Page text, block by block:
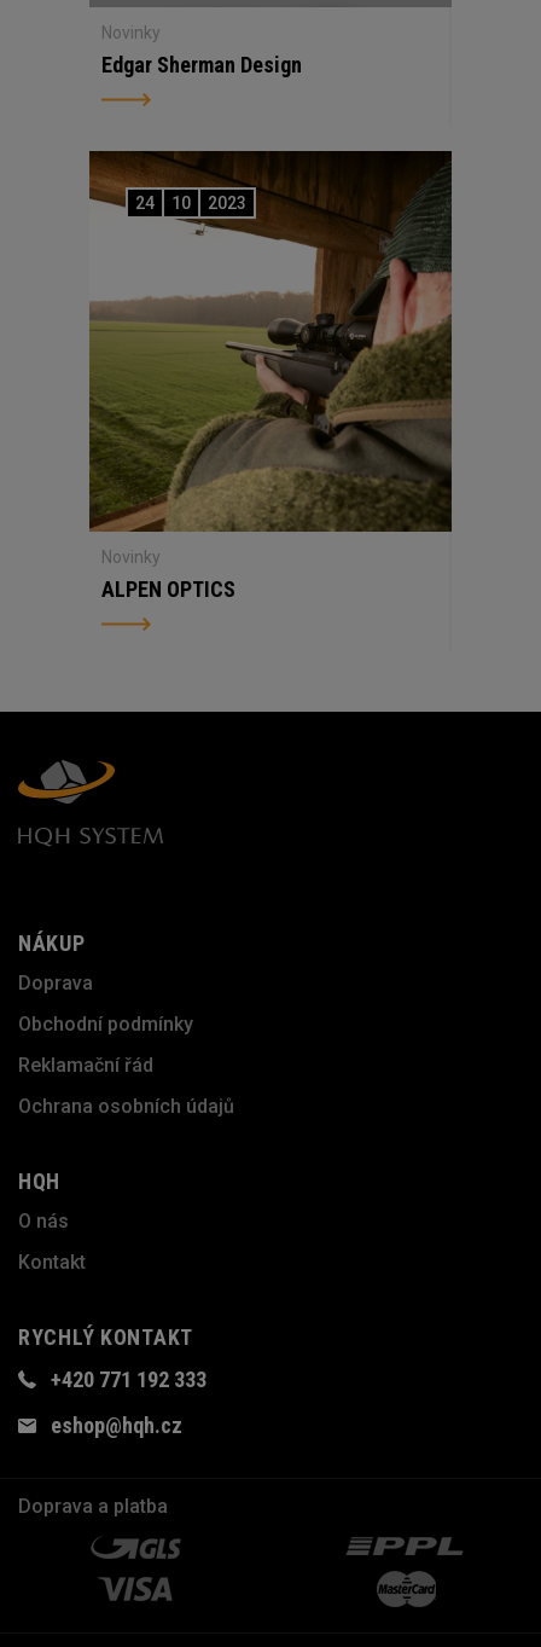
Novinky
Edgar Sherman Design
24 10 2023
Novinky
ALPEN OPTICS
NÁKUP
Doprava
Obchodní podmínky
Reklamační řád
Ochrana osobních údajů
HQH
O nás
Kontakt
RYCHLÝ KONTAKT
+420 771 192 333
eshop@hqh.cz
Doprava a platba